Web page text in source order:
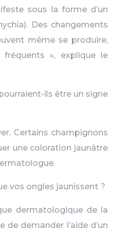
sous la forme d’un
Des changements
même se produire,
», explique le
ils être un signe
Certains champignons
une coloration jaunâtre
vos ongles jaunissent ?
dermatologique de la
de demander l’aide d’un